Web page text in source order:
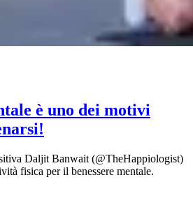
è uno dei motivi
Daljit Banwait (@TheHappiologist)
fisica per il benessere mentale.